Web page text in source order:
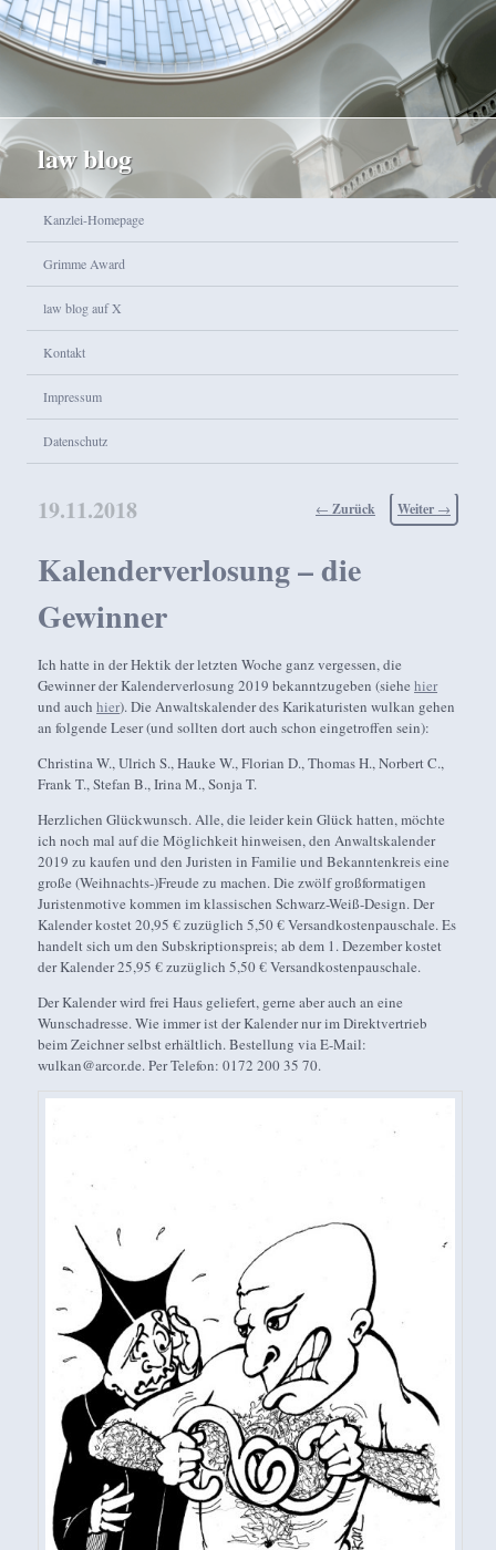
law blog
Zum Inhalt wechseln
Zum sekundären Inhalt wechseln
Kanzlei-Homepage
Grimme Award
law blog auf X
Kontakt
Impressum
Datenschutz
Beitragsnavigation
← Zurück Weiter →
Kalenderverlosung – die
Gewinner
19.11.2018
Ich hatte in der Hektik der letzten Woche ganz vergessen, die
Gewinner der Kalenderverlosung 2019 bekanntzugeben (siehehier
und auchhier). Die Anwaltskalender des Karikaturisten wulkan gehen
an folgende Leser (und sollten dort auch schon eingetroffen sein):
Christina W., Ulrich S., Hauke W., Florian D., Thomas H., Norbert C.,
Frank T., Stefan B., Irina M., Sonja T.
Herzlichen Glückwunsch. Alle, die leider kein Glück hatten, möchte
ich noch mal auf die Möglichkeit hinweisen, den Anwaltskalender
2019 zu kaufen und den Juristen in Familie und Bekanntenkreis eine
große (Weihnachts-)Freude zu machen. Die zwölf großformatigen
Juristenmotive kommen im klassischen Schwarz-Weiß-Design. Der
Kalender kostet 20,95 € zuzüglich 5,50 € Versandkostenpauschale. Es
handelt sich um den Subskriptionspreis; ab dem 1. Dezember kostet
der Kalender 25,95 € zuzüglich 5,50 € Versandkostenpauschale.
Der Kalender wird frei Haus geliefert, gerne aber auch an eine
Wunschadresse. Wie immer ist der Kalender nur im Direktvertrieb
beim Zeichner selbst erhältlich. Bestellung via E-Mail:
wulkan@arcor.de. Per Telefon: 0172 200 35 70.